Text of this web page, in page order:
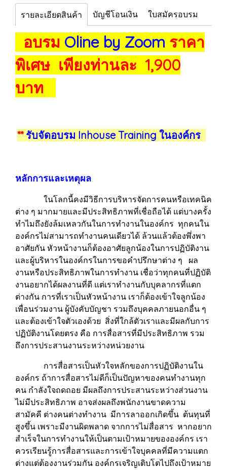
รายละเอียดสินค้า บัญชีโอนเงิน ใบสมัครอบรม
อบรม Oline by Zoom ราคา
พิเศษ เพียงท่านละ 1,900
บาท
**รับจัดอบรม Inhouse Training ในองค์กร
หลักการและเหตุผล
ในโลกนี้คงมีวิธีการบริหารจัดการคนหรือเทคนิค
ต่าง ๆ มากมายและมีประสิทธิภาพที่เชื่อถือได้ แต่บางครั้ง
ทำไมถึงยังล้มเหลวกันในการทำงานในองค์กร ทุกคนใน
องค์กรไม่สามารถทำงานคนเดียวได้ ล้วนแล้วต้องพึ่งพา
อาศัยกัน หัวหน้างานก็ต้องอาศัยลูกน้องในการปฏิบัติงาน
และผู้บริหารในองค์กรในการขอคำปรึกษาต่าง ๆ ผล
งานหรือประสิทธิภาพในการทำงาน เชื่อว่าทุกคนที่ปฏิบัติ
งานอยากได้ผลงานที่ดี แต่เราทำงานกับบุคลากรที่แตก
ต่างกัน การที่เราเป็นหัวหน้างาน เราก็ต้องเข้าใจลูกน้อง
เพื่อนร่วมงาน ผู้บังคับบัญชา รวมถึงบุคคลภายนอกอื่น ๆ
และต้องเข้าใจตัวเองด้วย สิ่งที่ใกล้ตัวเราและมีผลกับการ
ปฏิบัติงานโดยตรง คือ การสื่อสารที่มีประสิทธิภาพ รวม
ถึงการประสานงานระหว่างหน่วยงาน
การสื่อสารเป็นหัวใจหลักของการปฏิบัติงานใน
องค์กร ถ้าการสื่อสารไม่ดีก็เป็นปัญหาของคนทำงานทุก
คน กำลังใจถดถอย มีผลถึงการประสานระหว่างส่วนงาน
ไม่มีประสิทธิภาพ อาจส่งผลถึงพนักงานขาดความ
สามัคคี ต่างคนต่างทำงาน มีการลาออกเกิดขึ้น ต้นทุนที่
สูงขึ้น เพราะมีงานผิดพลาด จากการไม่สื่อสาร หากอยาก
สำเร็จในการทำงานให้เป็นตามเป้าหมายขององค์กร เรา
ควรเรียนรู้การสื่อสารและการเข้าใจบุคคลที่มีความแตก
ต่างแต่ต้องงานร่วมกัน องค์กรเจริญเติบโตไปถึงเป้าหมาย